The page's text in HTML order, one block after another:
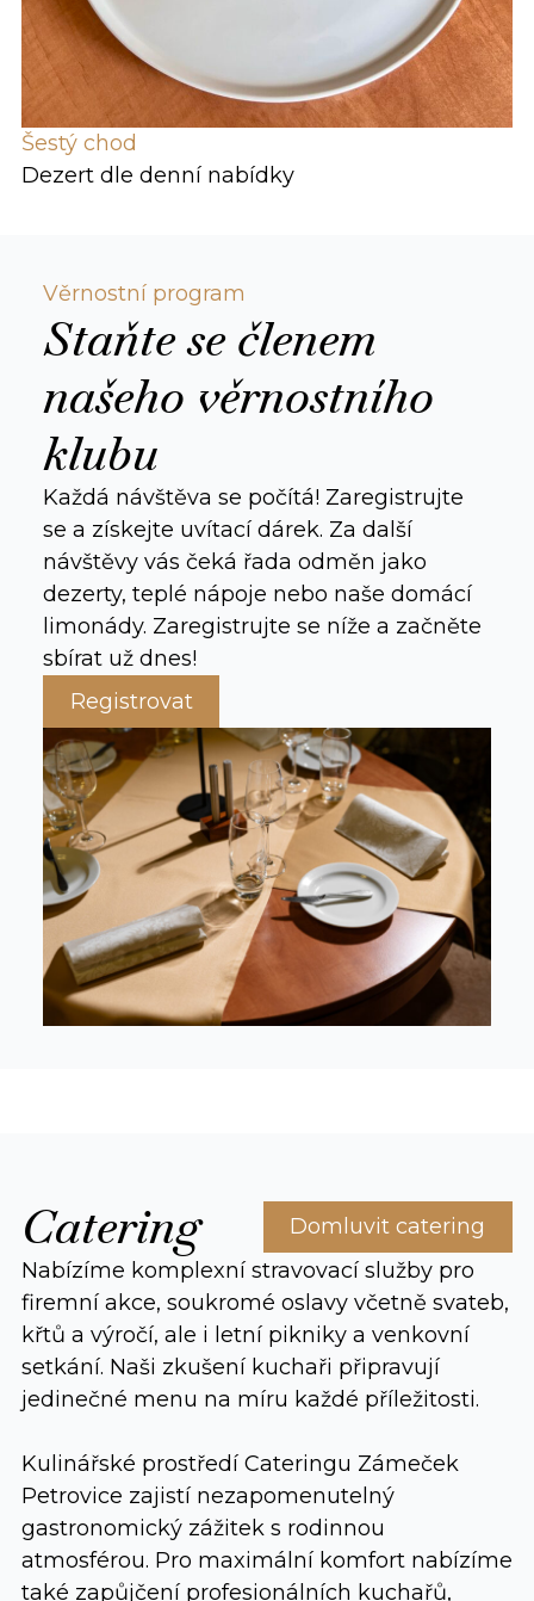
Šestý chod
Dezert dle denní nabídky
Věrnostní program
Staňte se členem
našeho věrnostního
klubu
Každá návštěva se počítá! Zaregistrujte
se a získejte uvítací dárek. Za další
návštěvy vás čeká řada odměn jako
dezerty, teplé nápoje nebo naše domácí
limonády. Zaregistrujte se níže a začněte
sbírat už dnes!
Registrovat
Catering
Domluvit catering
Nabízíme komplexní stravovací služby pro
firemní akce, soukromé oslavy včetně svateb,
křtů a výročí, ale i letní pikniky a venkovní
setkání. Naši zkušení kuchaři připravují
jedinečné menu na míru každé příležitosti.
Kulinářské prostředí Cateringu Zámeček
Petrovice zajistí nezapomenutelný
gastronomický zážitek s rodinnou
atmosférou. Pro maximální komfort nabízíme
také zapůjčení profesionálních kuchařů,